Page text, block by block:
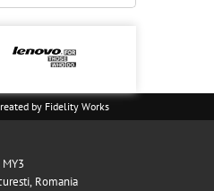
by Fidelity Works
Romania